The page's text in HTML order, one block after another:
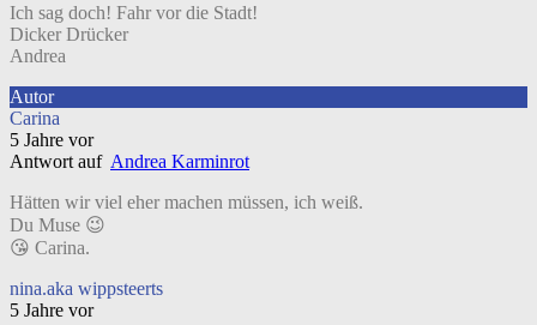
Ich sag doch! Fahr vor die Stadt!
Dicker Drücker
Andrea
Autor
Carina
5 Jahre vor
Antwort auf Andrea Karminrot
Hätten wir viel eher machen müssen, ich weiß.
Du Muse 😉
😘 Carina.
nina.aka wippsteerts
5 Jahre vor